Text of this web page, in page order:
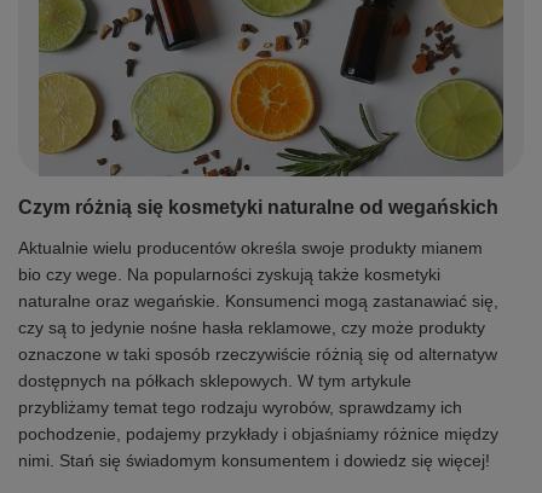
Czym różnią się kosmetyki naturalne od wegańskich
Aktualnie wielu producentów określa swoje produkty mianem
bio czy wege. Na popularności zyskują także kosmetyki
naturalne oraz wegańskie. Konsumenci mogą zastanawiać się,
czy są to jedynie nośne hasła reklamowe, czy może produkty
oznaczone w taki sposób rzeczywiście różnią się od alternatyw
dostępnych na półkach sklepowych. W tym artykule
przybliżamy temat tego rodzaju wyrobów, sprawdzamy ich
pochodzenie, podajemy przykłady i objaśniamy różnice między
nimi. Stań się świadomym konsumentem i dowiedz się więcej!